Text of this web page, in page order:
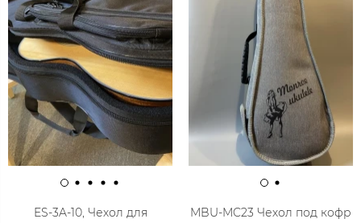
ES-3A-10, Чехол для
MBU-MC23 Чехол под кофр